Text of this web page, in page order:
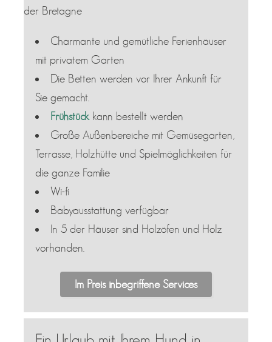
Charmante und gemütliche Ferienhäuser
mit privatem Garten
Die Betten werden vor Ihrer Ankunft für
Sie gemacht.
Frühstückkann bestellt werden
Große Außenbereiche mit Gemüsegarten,
Terrasse, Holzhütte und Spielmöglichkeiten für
die ganze Familie
Wi-fi
Babyausstattung verfügbar
In 5 der Häuser sind Holzöfen und Holz
vorhanden.
Im Preis inbegriffene Services